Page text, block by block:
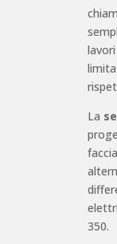
La
350.